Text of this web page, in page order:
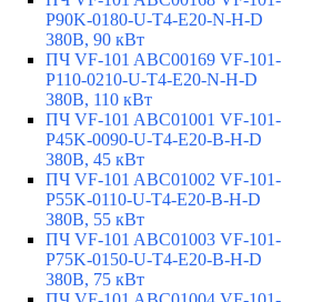
P90K-0180-U-T4-E20-N-H-D
380В, 90 кВт
ПЧ VF-101 ABC00169 VF-101-
P110-0210-U-T4-E20-N-H-D
380В, 110 кВт
ПЧ VF-101 ABC01001 VF-101-
P45K-0090-U-T4-E20-B-H-D
380В, 45 кВт
ПЧ VF-101 ABC01002 VF-101-
P55K-0110-U-T4-E20-B-H-D
380В, 55 кВт
ПЧ VF-101 ABC01003 VF-101-
P75K-0150-U-T4-E20-B-H-D
380В, 75 кВт